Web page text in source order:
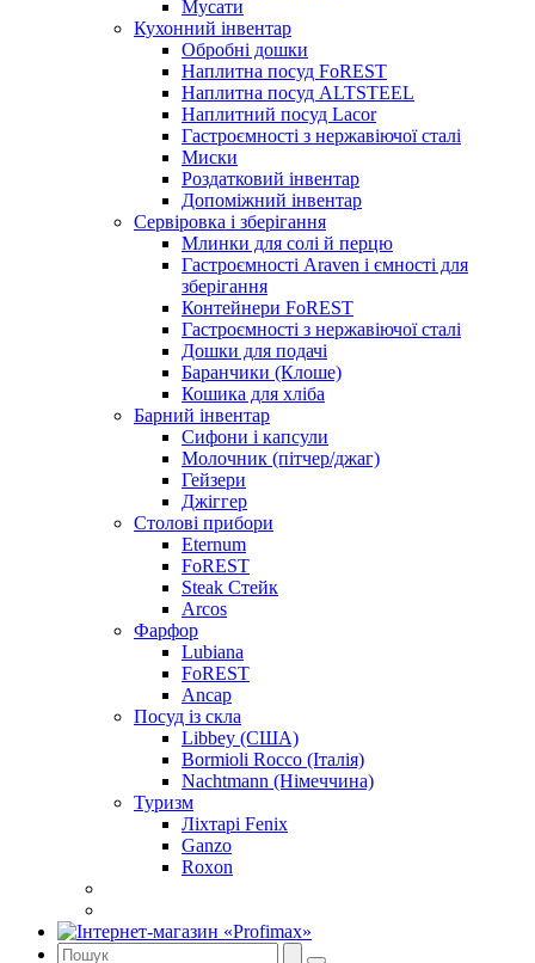
Мусати
Кухонний інвентар
Обробні дошки
Наплитна посуд FoREST
Наплитна посуд ALTSTEEL
Наплитний посуд Lacor
Гастроємності з нержавіючої сталі
Миски
Роздатковий інвентар
Допоміжний інвентар
Сервіровка і зберігання
Млинки для солі й перцю
Гастроємності Araven і ємності для
зберігання
Контейнери FoREST
Гастроємності з нержавіючої сталі
Дошки для подачі
Баранчики (Клоше)
Кошика для хліба
Барний інвентар
Сифони і капсули
Молочник (пітчер/джаг)
Гейзери
Джіггер
Столові прибори
Eternum
FoREST
Steak Стейк
Arcos
Фарфор
Lubiana
FoREST
Ancap
Посуд із скла
Libbey (США)
Bormioli Rocco (Італія)
Nachtmann (Німеччина)
Туризм
Ліхтарі Fenix
Ganzo
Roxon